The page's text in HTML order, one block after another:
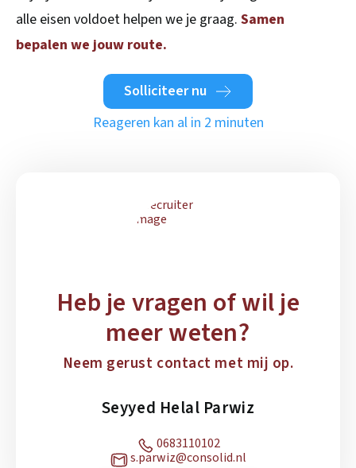
alle eisen voldoet helpen we je graag. Samen
bepalen we jouw route.
Solliciteer nu
Reageren kan al in 2 minuten
Heb je vragen of wil je
meer weten?
Neem gerust contact met mij op.
Seyyed Helal Parwiz
0683110102
s.parwiz@consolid.nl